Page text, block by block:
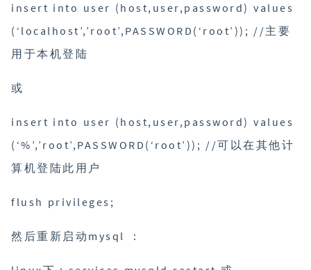
insert into user (host,user,password) values
(‘localhost’,’root’,PASSWORD(‘root’)); //主要
用于本机登陆
或
insert into user (host,user,password) values
(‘%’,’root’,PASSWORD(‘root’)); //可以在其他计
算机登陆此用户
flush privileges;
然后重新启动mysql ：